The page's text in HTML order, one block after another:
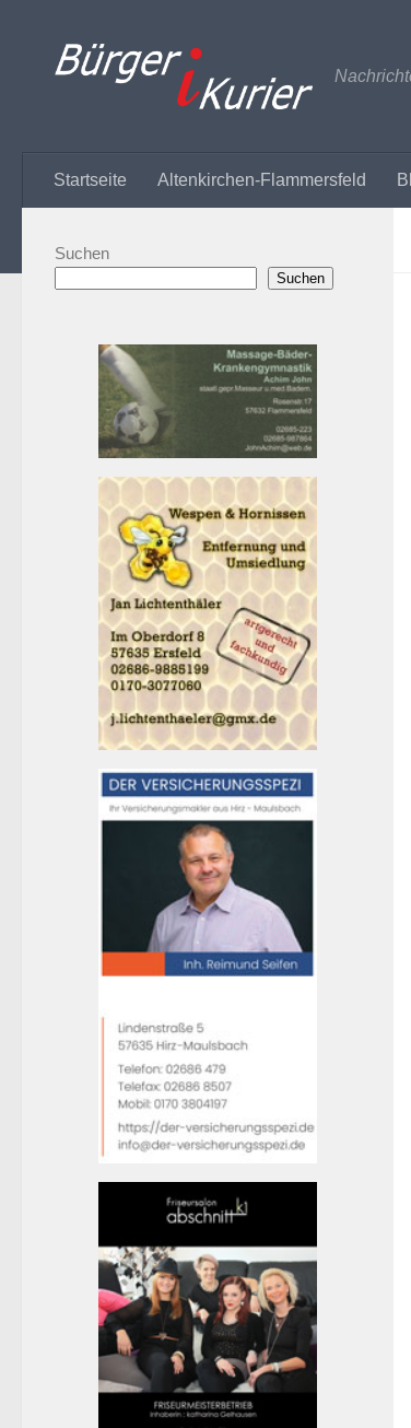
Startseite Altenkirchen-Flammersfeld
Suchen
Suchen